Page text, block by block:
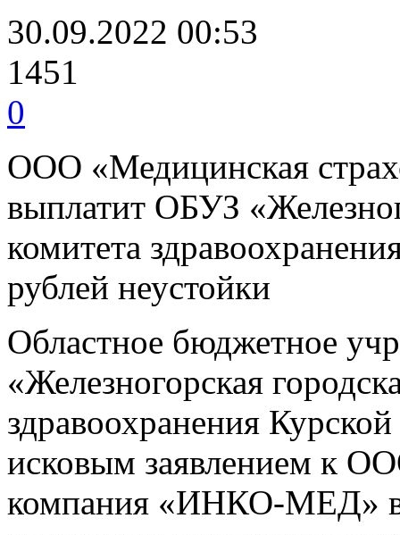
30.09.2022 00:53
1451
0
ООО «Медицинская
выплатит ОБУЗ
комитета
рублей неустойки
Областное бюджетное
«Железногорская
здравоохранения
исковым заявлением к
компания «ИНКО-МЕД» в